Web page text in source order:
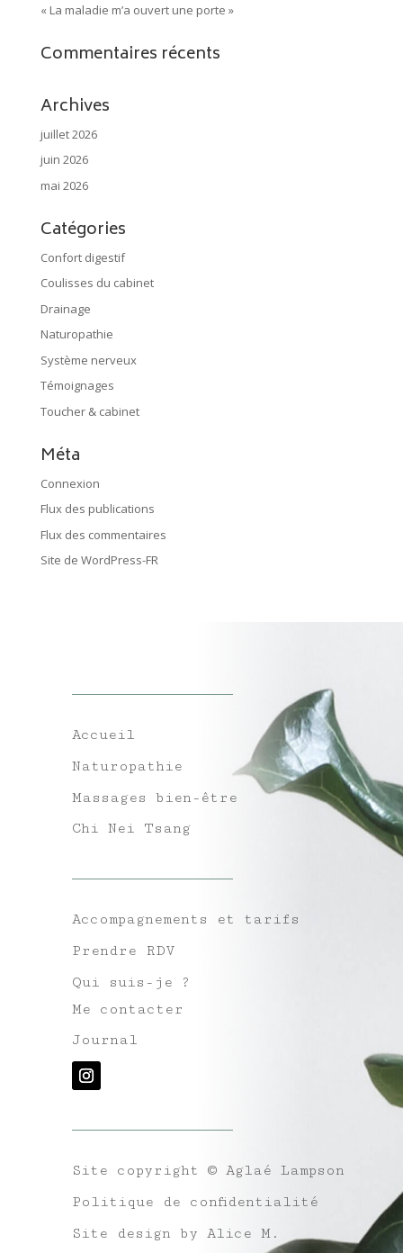
« La maladie m’a ouvert une porte »
Commentaires récents
Archives
juillet 2026
juin 2026
mai 2026
Catégories
Confort digestif
Coulisses du cabinet
Drainage
Naturopathie
Système nerveux
Témoignages
Toucher & cabinet
Méta
Connexion
Flux des publications
Flux des commentaires
Site de WordPress-FR
Accueil
Naturopathie
Massages bien-être
Chi Nei Tsang
Accompagnements et tarifs
Prendre RDV
Qui suis-je ?
Me contacter
Journal
Site copyright © Aglaé Lampson
Politique de confidentialité
Site design by Alice M.